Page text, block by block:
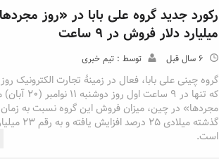
میلیارد دلار فروش در ۹ ساعت
6 سال قبل توسط : تیم خبری
گروه چینی علی بابا، فعال در زمینۀ تجارت الکترونیک
که تنها در ۹ ساعت
مجردها» در چین، میزان فروش این گروه نسبت به
گذشته میلادی
است.